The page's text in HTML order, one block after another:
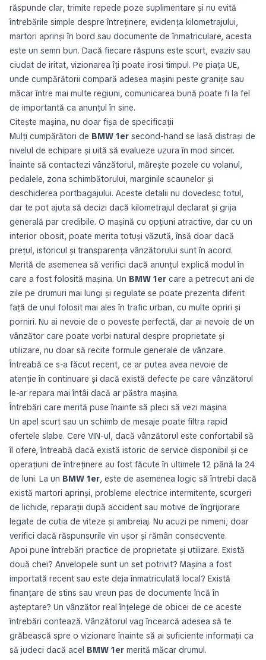
răspunde clar, trimite repede poze suplimentare și nu evită
întrebările simple despre întreținere, evidența kilometrajului,
martori aprinși în bord sau documente de înmatriculare, acesta
este un semn bun. Dacă fiecare răspuns este scurt, evaziv sau
ciudat de iritat, vizionarea îți poate irosi timpul. Pe piața UE,
unde cumpărătorii compară adesea mașini peste granițe sau
măcar între mai multe regiuni, comunicarea bună poate fi la fel
de importantă ca anunțul în sine.
Citește mașina, nu doar fișa de specificații
Mulți cumpărători de BMW 1er second-hand se lasă distrași de
nivelul de echipare și uită să evalueze uzura în mod sincer.
Înainte să contactezi vânzătorul, mărește pozele cu volanul,
pedalele, zona schimbătorului, marginile scaunelor și
deschiderea portbagajului. Aceste detalii nu dovedesc totul,
dar te pot ajuta să decizi dacă kilometrajul declarat și grija
generală par credibile. O mașină cu opțiuni atractive, dar cu un
interior obosit, poate merita totuși văzută, însă doar dacă
prețul, istoricul și transparența vânzătorului sunt în acord.
Merită de asemenea să verifici dacă anunțul explică modul în
care a fost folosită mașina. Un BMW 1er care a petrecut ani de
zile pe drumuri mai lungi și regulate se poate prezenta diferit
față de unul folosit mai ales în trafic urban, cu multe opriri și
porniri. Nu ai nevoie de o poveste perfectă, dar ai nevoie de un
vânzător care poate vorbi natural despre proprietate și
utilizare, nu doar să recite formule generale de vânzare.
Întreabă ce s-a făcut recent, ce ar putea avea nevoie de
atenție în continuare și dacă există defecte pe care vânzătorul
le-ar repara mai întâi dacă ar păstra mașina.
Întrebări care merită puse înainte să pleci să vezi mașina
Un apel scurt sau un schimb de mesaje poate filtra rapid
ofertele slabe. Cere VIN-ul, dacă vânzătorul este confortabil să
îl ofere, întreabă dacă există istoric de service disponibil și ce
operațiuni de întreținere au fost făcute în ultimele 12 până la 24
de luni. La un BMW 1er, este de asemenea logic să întrebi dacă
există martori aprinși, probleme electrice intermitente, scurgeri
de lichide, reparații după accident sau motive de îngrijorare
legate de cutia de viteze și ambreiaj. Nu acuzi pe nimeni; doar
verifici dacă răspunsurile vin ușor și rămân consecvente.
Apoi pune întrebări practice de proprietate și utilizare. Există
două chei? Anvelopele sunt un set potrivit? Mașina a fost
importată recent sau este deja înmatriculată local? Există
finanțare de stins sau vreun pas de documente încă în
așteptare? Un vânzător real înțelege de obicei de ce aceste
întrebări contează. Vânzătorul vag încearcă adesea să te
grăbească spre o vizionare înainte să ai suficiente informații ca
să judeci dacă acel BMW 1er merită măcar drumul.